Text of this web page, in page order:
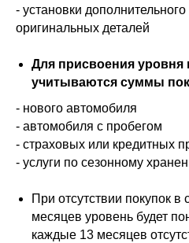
- установки
оригинальных деталей
Для присвоения уровня
учитываются суммы
- нового автомобиля
- автомобиля с пробегом
- страховых или кредитных
- услуги по сезонному
При отсутствии покупок
месяцев уровень будет
каждые 13 месяцев